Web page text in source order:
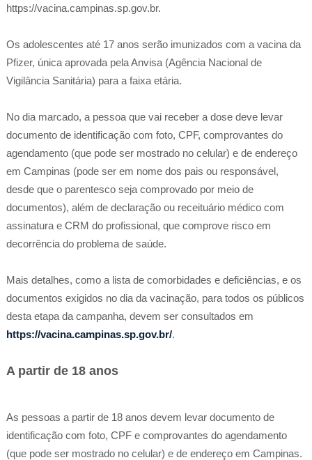
https://vacina.campinas.sp.gov.br.
Os adolescentes até 17 anos serão imunizados com a vacina da
Pfizer, única aprovada pela Anvisa (Agência Nacional de
Vigilância Sanitária) para a faixa etária.
No dia marcado, a pessoa que vai receber a dose deve levar
documento de identificação com foto, CPF, comprovantes do
agendamento (que pode ser mostrado no celular) e de endereço
em Campinas (pode ser em nome dos pais ou responsável,
desde que o parentesco seja comprovado por meio de
documentos), além de declaração ou receituário médico com
assinatura e CRM do profissional, que comprove risco em
decorrência do problema de saúde.
Mais detalhes, como a lista de comorbidades e deficiências, e os
documentos exigidos no dia da vacinação, para todos os públicos
desta etapa da campanha, devem ser consultados em
https://vacina.campinas.sp.gov.br/.
A partir de 18 anos
As pessoas a partir de 18 anos devem levar documento de
identificação com foto, CPF e comprovantes do agendamento
(que pode ser mostrado no celular) e de endereço em Campinas.